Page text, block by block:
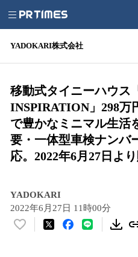
YADOKARI株式会社
移動式タイニーハウス
INSPIRATION」298万
で豊かなミニマル生活
要・一体型車検ナンバ
応。2022年6月27日より
YADOKARI
2022年6月27日 11時00分
い